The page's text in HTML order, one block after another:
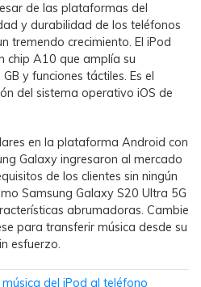
y Restauración
y restaura copias de
de más de 18 tipos de
incluyendo los datos de
a Otro
contactos, fotos, música,
SMS y otros tipos de
de un teléfono a otro y a la
de las plataformas del
y durabilidad de los teléfonos
tremendo crecimiento. El iPod
chip A10 que amplía su
y funciones táctiles. Es el
del sistema operativo iOS de
en la plataforma Android con
Galaxy ingresaron al mercado
de los clientes sin ningún
Samsung Galaxy S20 Ultra 5G
abrumadoras. Cambie
para transferir música desde su
esfuerzo.
del iPod al teléfono